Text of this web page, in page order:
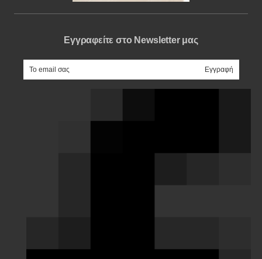
Εγγραφείτε στο Newsletter μας
e-mail